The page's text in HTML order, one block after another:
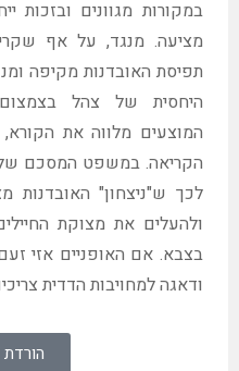
במקורות מגוונים ובזכות
מציעה. מנגד, על אף
תפיסת האובדנות מקיפה
היחסית של צהל בצמצום
המוצעים מלווה את
הקריאה. במשפט המסכם של
לכך ש"ניצחון" האובדנות
ולהעלים את מצוקת
בצבא. אם האופניים אזי
ודאגה למחויבות הדדית
הורדת PDF